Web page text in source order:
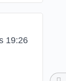
19:26